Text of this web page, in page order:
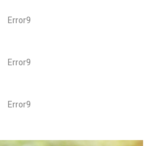
Error9
Error9
Error9